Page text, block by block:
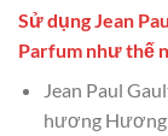
Sử dụng Jean
Parfum như thế
Jean Paul
hương